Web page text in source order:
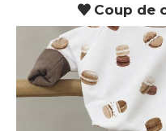
Coup de